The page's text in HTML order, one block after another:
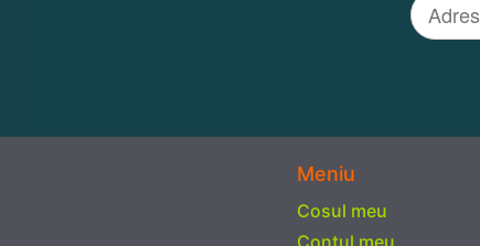
Meniu
Cosul meu
Contul meu